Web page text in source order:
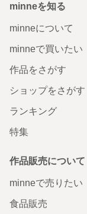
minneを知る
minneについて
minneで買いたい
作品をさがす
ショップをさがす
ランキング
特集
作品販売について
minneで売りたい
食品販売